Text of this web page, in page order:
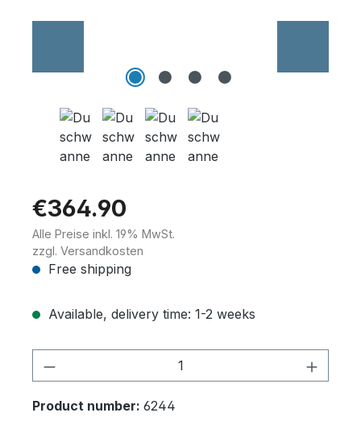
Sanitärkeramik
€364.90
Alle Preise inkl. 19% MwSt.
zzgl. Versandkosten
Free shipping
Available, delivery time: 1-2 weeks
Product Quantity: Enter the desired
Product number: 6244